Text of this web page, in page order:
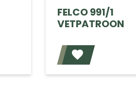
FELCO 991/1
VETPATROON